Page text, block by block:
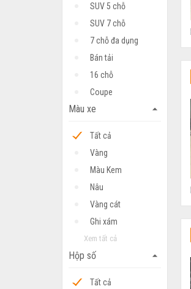
SUV 5 chỗ
SUV 7 chỗ
7 chỗ đa dụng
Bán tải
16 chỗ
Coupe
arrow_drop_up
Màu xe
Tất cả
Vàng
Màu Kem
Nâu
Vàng cát
Ghi xám
Xem tất cả
arrow_drop_up
Hộp số
Tất cả